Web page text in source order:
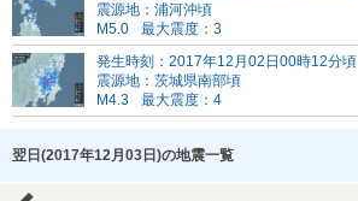
震源地：浦河沖頃
M5.0
最大震度：3
発生時刻：2017年12月02日00時12分頃
震源地：茨城県南部頃
M4.3
最大震度：4
翌日(2017年12月03日)の地震一覧